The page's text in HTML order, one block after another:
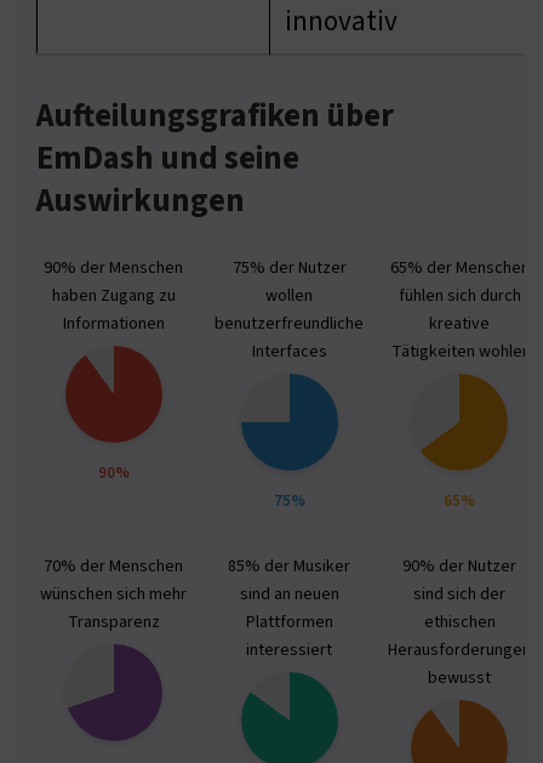
innovativ
Aufteilungsgrafiken über
EmDash und seine
Auswirkungen
90% der Menschen
haben Zugang zu
Informationen
90%
75% der Nutzer
wollen
benutzerfreundliche
Interfaces
75%
65% der Menschen
fühlen sich durch
kreative
Tätigkeiten wohler
65%
70% der Menschen
wünschen sich mehr
Transparenz
85% der Musiker
sind an neuen
Plattformen
interessiert
90% der Nutzer
sind sich der
ethischen
Herausforderungen
bewusst